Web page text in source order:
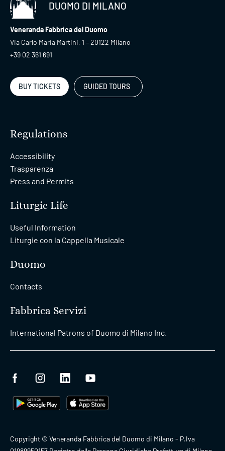
DUOMO DI MILANO
Veneranda Fabbrica del Duomo
Via Carlo Maria Martini, 1 – 20122 Milano
+39 02 361 691
BUY TICKETS GUIDED TOURS
Regulations
Accessibility
Trasparenza
Press and Permits
Liturgic Life
Useful Information
Liturgie con la Cappella Musicale
Duomo
Contacts
Fabbrica Servizi
International Patrons of Duomo di Milano Inc.
Copyright © Veneranda Fabbrica del Duomo di Milano - P.Iva